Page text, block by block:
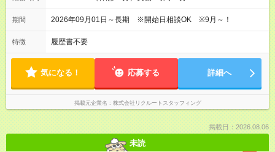
期間 2026年09月01日～長期 ※開始日相談OK ※9月～！
特徴 履歴書不要
気になる！ 応募する 詳細へ
掲載元企業名 株式会社リクルートスタッフィング
掲載日：2026.08.06
未読